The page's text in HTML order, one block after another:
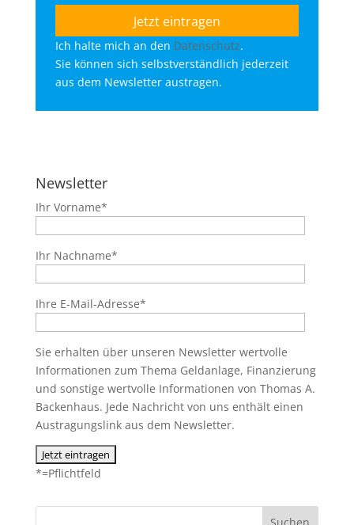
Ich halte mich an den Datenschutz.
Sie können sich selbstverständlich jederzeit
aus dem Newsletter austragen.
Newsletter
Ihr Vorname*
Ihr Nachname*
Ihre E-Mail-Adresse*
Sie erhalten über unseren Newsletter wertvolle
Informationen zum Thema Geldanlage, Finanzierung
und sonstige wertvolle Informationen von Thomas A.
Backenhaus. Jede Nachricht von uns enthält einen
Austragungslink aus dem Newsletter.
*=Pflichtfeld